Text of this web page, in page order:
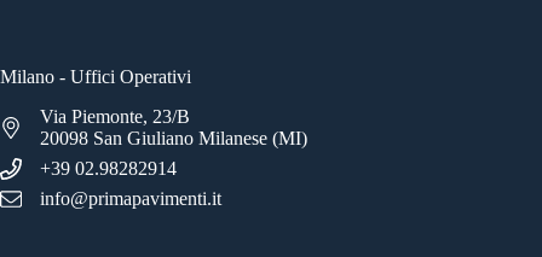
Milano - Uffici Operativi
Via Piemonte, 23/B
20098 San Giuliano Milanese (MI)
+39 02.98282914
info@primapavimenti.it